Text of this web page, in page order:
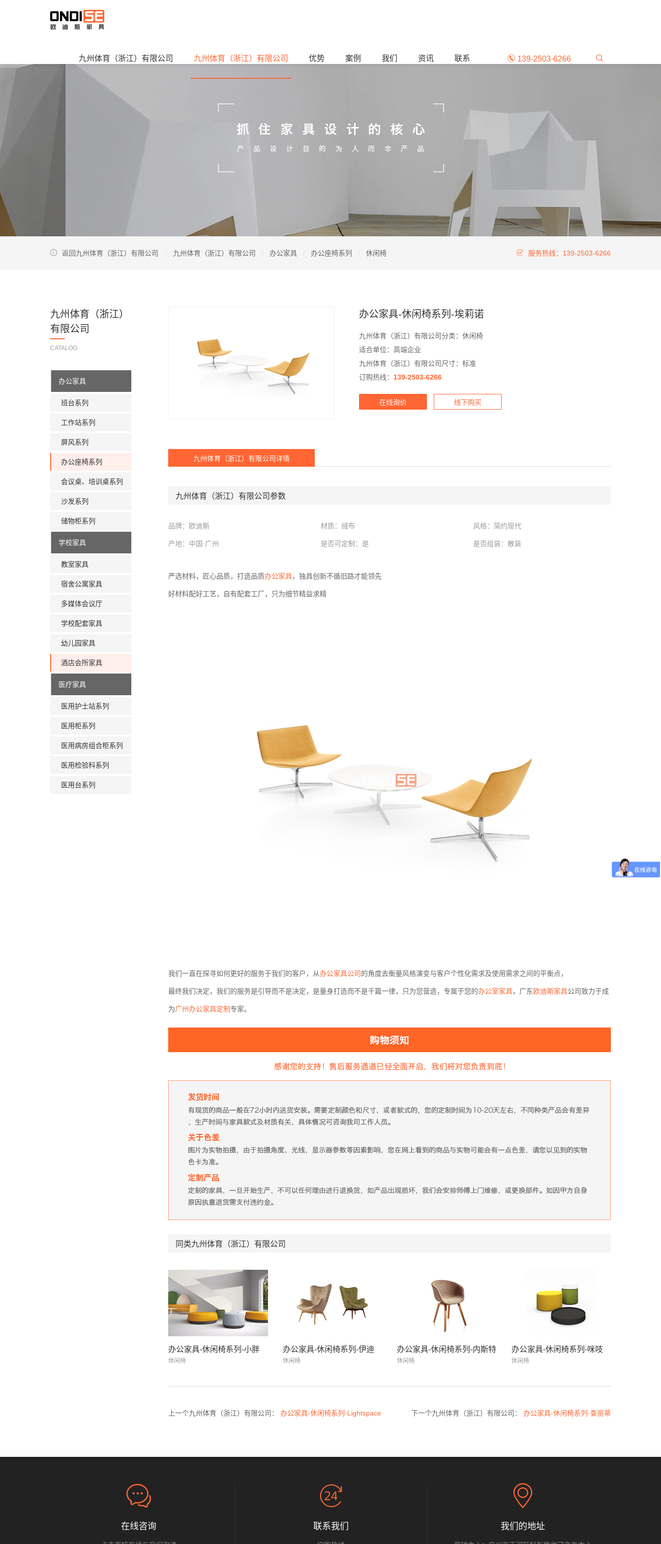
九州体育（浙江）有限公司 九州体育（浙江）有限公司 优势 案例 我们 资讯 联系 139-2503-6266
服务热线：139-2503-6266
返回九州体育（浙江）有限公司 九州体育（浙江）有限公司 办公家具 办公座椅系列 休闲椅
九州体育（浙江）
有限公司
CATALOG
办公家具
班台系列
工作站系列
屏风系列
办公座椅系列
会议桌、培训桌系列
沙发系列
储物柜系列
学校家具
教室家具
宿舍公寓家具
多媒体会议厅
学校配套家具
幼儿园家具
酒店会所家具
医疗家具
医用护士站系列
医用柜系列
医用病房组合柜系列
医用检验科系列
医用台系列
办公家具-休闲椅系列-埃莉诺
九州体育（浙江）有限公司分类：休闲椅
适合单位：高端企业
九州体育（浙江）有限公司尺寸：标准
订购热线： 139-2503-6266
在线询价 线下购买
九州体育（浙江）有限公司详情
九州体育（浙江）有限公司参数
品牌：欧迪斯 材质：绒布 风格：简约现代
产地：中国·广州 是否可定制：是 是否组装：散装
严选材料，匠心品质，打造品质办公家具，独具创新不循旧路才能领先
好材料配好工艺，自有配套工厂，只为细节精益求精
我们一直在探寻如何更好的服务于我们的客户，从办公家具公司的角度去衡量风格演变与客户个性化需求及使用需求之间的平衡点，
最终我们决定，我们的服务是引导而不是决定，是量身打造而不是千篇一律，只为您营造，专属于您的办公室家具，广东欧迪斯家具公司致力于成
为广州办公家具定制专家。
同类九州体育（浙江）有限公司
办公家具-休闲椅系列-小胖
休闲椅
办公家具-休闲椅系列-伊迪
休闲椅
办公家具-休闲椅系列-内斯特
休闲椅
办公家具-休闲椅系列-咪吱
休闲椅
上一个九州体育（浙江）有限公司： 办公家具-休闲椅系列-Lightspace 下一个九州体育（浙江）有限公司： 办公家具-休闲椅系列-查丽蒂
在线咨询 联系我们 我们的地址